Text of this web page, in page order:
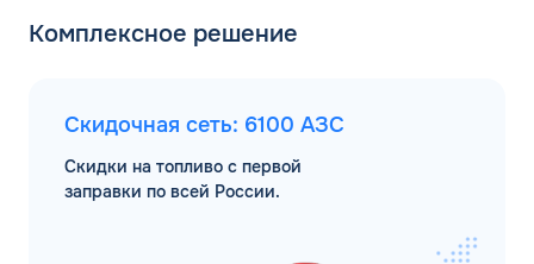
Комплексное решение
Скидочная сеть: 6100 АЗС
Скидки на топливо с первой
заправки по всей России.